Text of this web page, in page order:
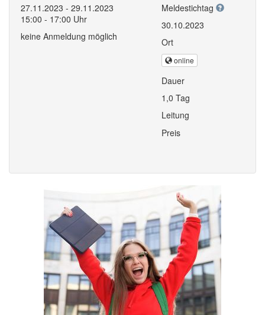
27.11.2023 - 29.11.2023
15:00 - 17:00 Uhr
keine Anmeldung möglich
Meldestichtag
30.10.2023
Ort
online
Dauer
1,0 Tag
Leitung
Preis